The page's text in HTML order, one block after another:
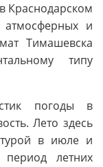
Краснодарском
и
Тимашевска
типу
погоды в
Лето здесь
в июле и
летних